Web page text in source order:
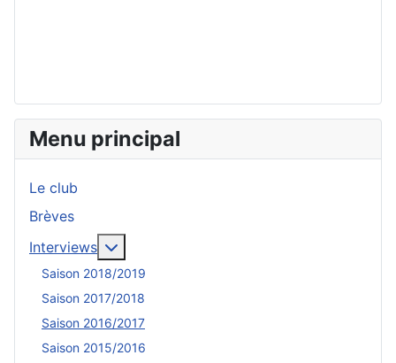
Menu principal
Le club
Brèves
Interviews
Saison 2018/2019
Saison 2017/2018
Saison 2016/2017
Saison 2015/2016